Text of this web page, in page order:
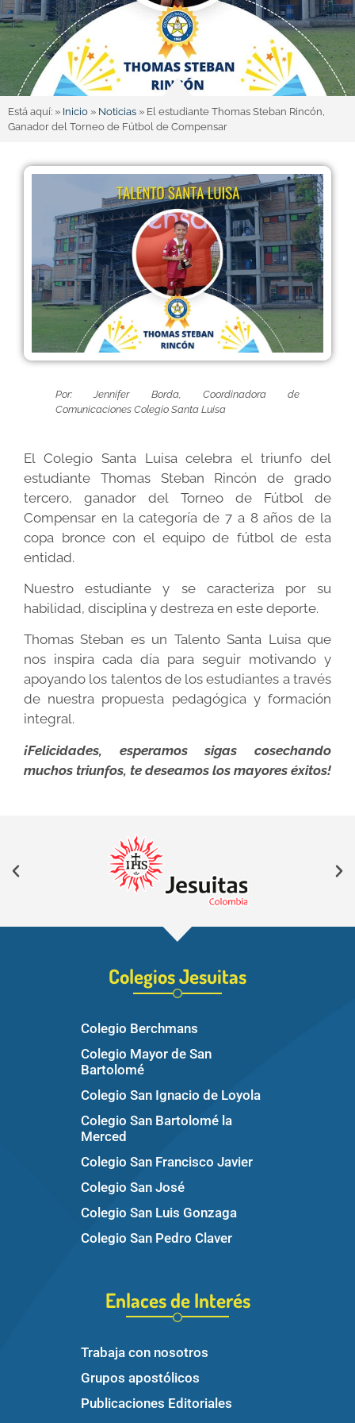
Está aquí: » Inicio » Noticias » El estudiante Thomas Steban Rincón,
Ganador del Torneo de Fútbol de Compensar
Por: Jennifer Borda, Coordinadora de
Comunicaciones Colegio Santa Luisa
El Colegio Santa Luisa celebra el triunfo del
estudiante Thomas Steban Rincón de grado
tercero, ganador del Torneo de Fútbol de
Compensar en la categoría de 7 a 8 años de la
copa bronce con el equipo de fútbol de esta
entidad.
Nuestro estudiante y se caracteriza por su
habilidad, disciplina y destreza en este deporte.
Thomas Steban es un Talento Santa Luisa que
nos inspira cada día para seguir motivando y
apoyando los talentos de los estudiantes a través
de nuestra propuesta pedagógica y formación
integral.
¡Felicidades, esperamos sigas cosechando
muchos triunfos, te deseamos los mayores éxitos!
Colegios Jesuitas
Colegio Berchmans
Colegio Mayor de San
Bartolomé
Colegio San Ignacio de Loyola
Colegio San Bartolomé la
Merced
Colegio San Francisco Javier
Colegio San José
Colegio San Luis Gonzaga
Colegio San Pedro Claver
Enlaces de Interés
Trabaja con nosotros
Grupos apostólicos
Publicaciones Editoriales